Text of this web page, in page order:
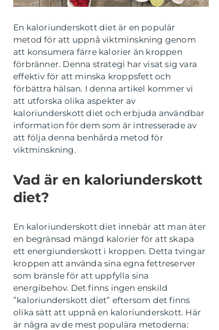
En kaloriunderskott diet är en populär
metod för att uppnå viktminskning genom
att konsumera färre kalorier än kroppen
förbränner. Denna strategi har visat sig vara
effektiv för att minska kroppsfett och
förbättra hälsan. I denna artikel kommer vi
att utforska olika aspekter av
kaloriunderskott diet och erbjuda användbar
information för dem som är intresserade av
att följa denna benhårda metod för
viktminskning.
Vad är en kaloriunderskott
diet?
En kaloriunderskott diet innebär att man äter
en begränsad mängd kalorier för att skapa
ett energiunderskott i kroppen. Detta tvingar
kroppen att använda sina egna fettreserver
som bränsle för att uppfylla sina
energibehov. Det finns ingen enskild
”kaloriunderskott diet” eftersom det finns
olika sätt att uppnå en kaloriunderskott. Här
är några av de mest populära metoderna: